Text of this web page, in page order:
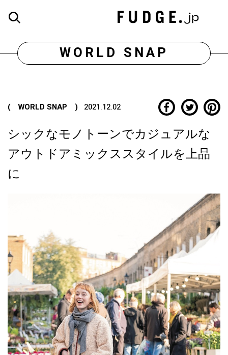
WORLD SNAP
( WORLD SNAP ) 2021.12.02
シックなモノトーンでカジュアルな
アウトドアミックススタイルを上品
に